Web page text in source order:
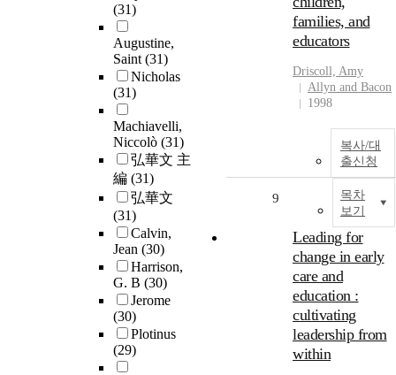
(31)
Augustine,
Saint(31)
Nicholas
(31)
Machiavelli,
Niccolò (31)
弘華文 主
編 (31)
弘華文
(31)
Calvin,
Jean (30)
Harrison,
G. B (30)
Jerome
(30)
Plotinus
(29)
families, and
educators
Driscoll, Amy
Allyn and Bacon
1998
복사/대
출신청
목차
보기
9
Leading for
change in early
care and
education :
cultivating
leadership from
within